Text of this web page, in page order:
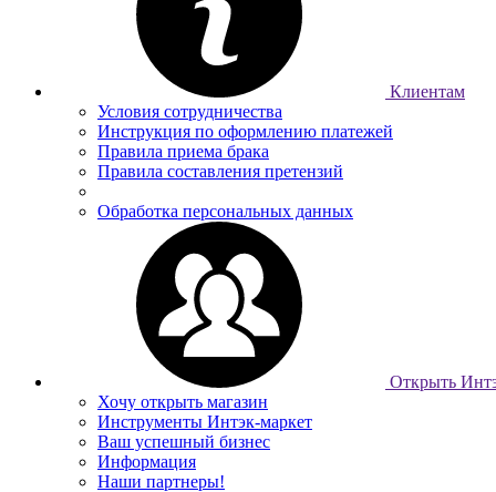
Клиентам
Условия сотрудничества
Инструкция по оформлению платежей
Правила приема брака
Правила составления претензий
Обработка персональных данных
Открыть
Хочу открыть магазин
Инструменты Интэк-маркет
Ваш успешный бизнес
Информация
Наши партнеры!